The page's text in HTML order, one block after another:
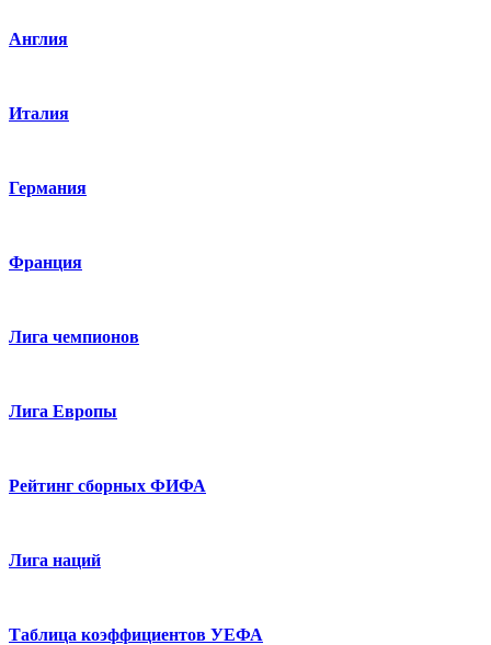
Англия
Италия
Германия
Франция
Лига чемпионов
Лига Европы
Рейтинг сборных ФИФА
Лига наций
Таблица коэффициентов УЕФА